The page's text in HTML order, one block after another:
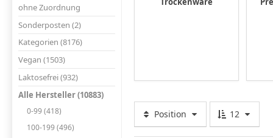
ohne Zuordnung
Sonderposten (2)
Kategorien (8176)
Vegan (1503)
Laktosefrei (932)
Alle Hersteller (10883)
0-99 (418)
100-199 (496)
Position 12